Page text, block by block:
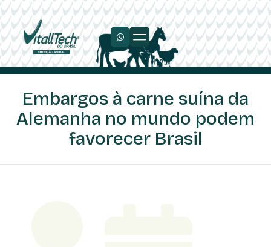
Embargos à carne suína da
Alemanha no mundo podem
favorecer Brasil